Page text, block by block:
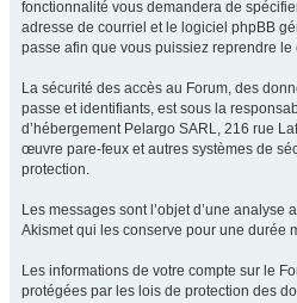
fonctionnalité vous demandera de
adresse de courriel et le logiciel phpBB
passe afin que vous puissiez reprendre le
La sécurité des accès au Forum, des
passe et identifiants, est sous la
d’hébergement Pelargo SARL, 216 rue
œuvre pare-feux et autres systèmes de
protection.
Les messages sont l’objet d’une analyse
Akismet qui les conserve pour une durée
Les informations de votre compte sur le
protégées par les lois de protection des